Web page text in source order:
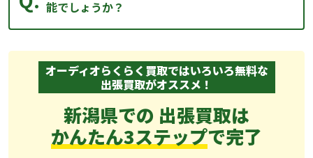
能でしょうか？
オーディオらくらく買取ではいろいろ無料な
出張買取がオススメ！
新潟県での 出張買取は
かんたん3ステップで完了